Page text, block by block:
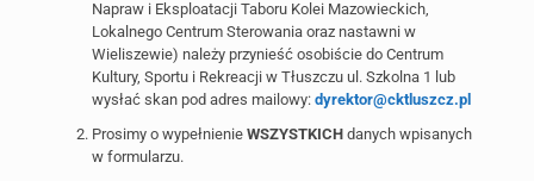
Napraw i Eksploatacji Taboru Kolei Mazowieckich,
Lokalnego Centrum Sterowania oraz nastawni w
Wieliszewie) należy przynieść osobiście do Centrum
Kultury, Sportu i Rekreacji w Tłuszczu ul. Szkolna 1 lub
wysłać skan pod adres mailowy: dyrektor@cktluszcz.pl
Prosimy o wypełnienie WSZYSTKICHdanych wpisanych
w formularzu.